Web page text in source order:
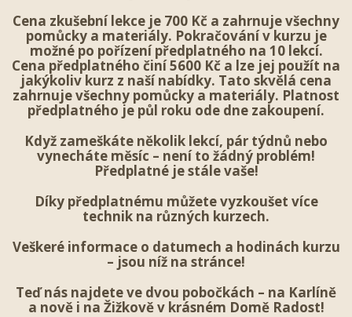
Cena zkušební lekce je 700 Kč a zahrnuje všechny
pomůcky a materiály. Pokračování v kurzu je
možné po pořízení předplatného na 10 lekcí.
Cena předplatného činí 5600 Kč a lze jej použít na
jakýkoliv kurz z naší nabídky. Tato skvělá cena
zahrnuje všechny pomůcky a materiály. Platnost
předplatného je půl roku ode dne zakoupení.
Když zameškáte několik lekcí, pár týdnů nebo
vynecháte měsíc – není to žádný problém!
Předplatné je stále vaše!
Díky předplatnému můžete vyzkoušet více
technik na různých kurzech.
Veškeré informace o datumech a hodinách kurzu
– jsou níž na stránce!
Teď nás najdete ve dvou pobočkách – na Karlíně
a nově i na Žižkově v krásném Domě Radost!